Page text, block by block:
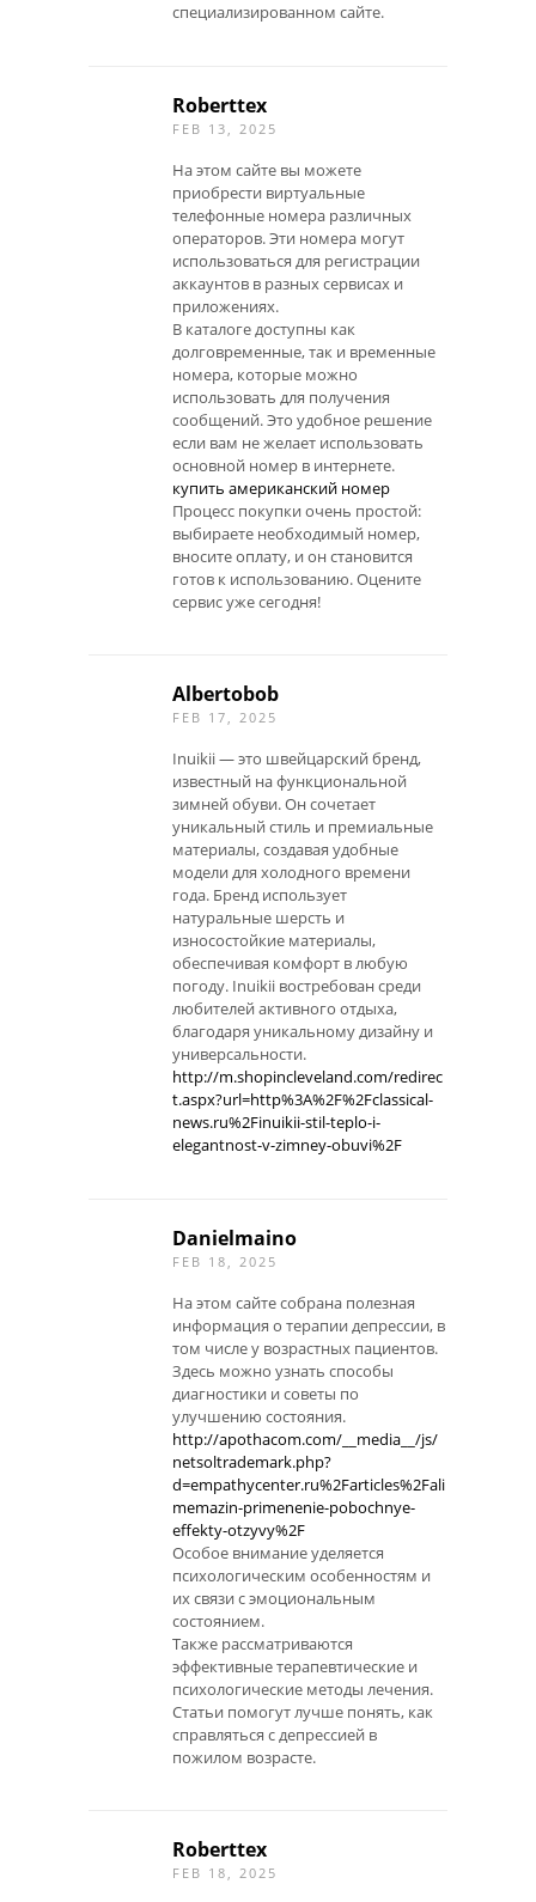
специализированном сайте.
Roberttex
FEB 13, 2025
На этом сайте вы можете
приобрести виртуальные
телефонные номера различных
операторов. Эти номера могут
использоваться для регистрации
аккаунтов в разных сервисах и
приложениях.
В каталоге доступны как
долговременные, так и временные
номера, которые можно
использовать для получения
сообщений. Это удобное решение
если вам не желает использовать
основной номер в интернете.
купить американский номер
Процесс покупки очень простой:
выбираете необходимый номер,
вносите оплату, и он становится
готов к использованию. Оцените
сервис уже сегодня!
Albertobob
FEB 17, 2025
Inuikii — это швейцарский бренд,
известный на функциональной
зимней обуви. Он сочетает
уникальный стиль и премиальные
материалы, создавая удобные
модели для холодного времени
года. Бренд использует
натуральные шерсть и
износостойкие материалы,
обеспечивая комфорт в любую
погоду. Inuikii востребован среди
любителей активного отдыха,
благодаря уникальному дизайну и
универсальности.
http://m.shopincleveland.com/redirec
t.aspx?url=http%3A%2F%2Fclassical-
news.ru%2Finuikii-stil-teplo-i-
elegantnost-v-zimney-obuvi%2F
Danielmaino
FEB 18, 2025
На этом сайте собрана полезная
информация о терапии депрессии, в
том числе у возрастных пациентов.
Здесь можно узнать способы
диагностики и советы по
улучшению состояния.
http://apothacom.com/__media__/js/
netsoltrademark.php?
d=empathycenter.ru%2Farticles%2Fali
memazin-primenenie-pobochnye-
effekty-otzyvy%2F
Особое внимание уделяется
психологическим особенностям и
их связи с эмоциональным
состоянием.
Также рассматриваются
эффективные терапевтические и
психологические методы лечения.
Статьи помогут лучше понять, как
справляться с депрессией в
пожилом возрасте.
Roberttex
FEB 18, 2025